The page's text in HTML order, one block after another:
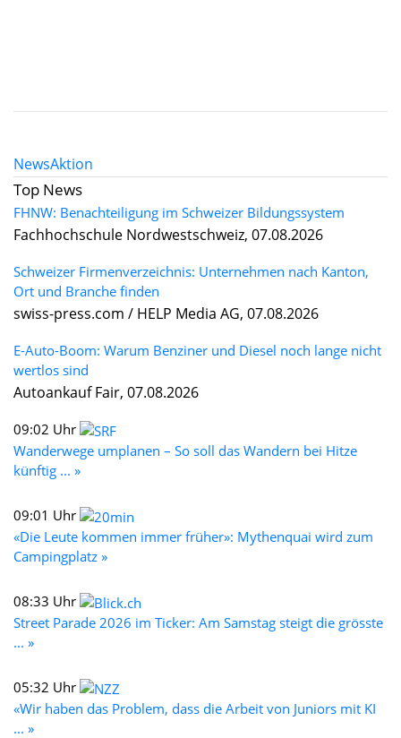
NewsAktion
Top News
FHNW: Benachteiligung im Schweizer Bildungssystem
Fachhochschule Nordwestschweiz, 07.08.2026
Schweizer Firmenverzeichnis: Unternehmen nach Kanton,
Ort und Branche finden
swiss-press.com / HELP Media AG, 07.08.2026
E-Auto-Boom: Warum Benziner und Diesel noch lange nicht
wertlos sind
Autoankauf Fair, 07.08.2026
09:02 Uhr
Wanderwege umplanen – So soll das Wandern bei Hitze
künftig ... »
09:01 Uhr
«Die Leute kommen immer früher»: Mythenquai wird zum
Campingplatz »
08:33 Uhr
Street Parade 2026 im Ticker: Am Samstag steigt die grösste
... »
05:32 Uhr
«Wir haben das Problem, dass die Arbeit von Juniors mit KI
... »